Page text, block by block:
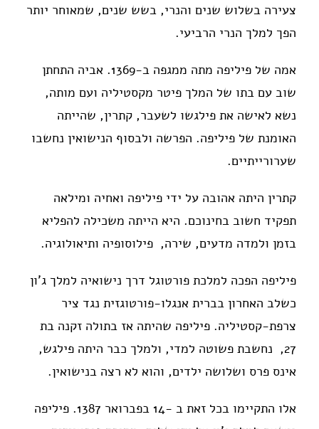
צעירה בשלוש שנים והנרי, בשש שנים, שמאוחר יותר
הפך למלך הנרי הרביעי.
אמה של פיליפה מתה ממגפה ב-1369. אביה התחתן
שוב עם בתו של המלך פיטר מקסטיליה ועם מותה,
נשא לאישה את פילגשו לשעבר, קתרין, שהייתה
האומנת של פיליפה. הפרשה ולבסוף הנישואין נחשבו
שערורייתיים.
קתרין היתה אהובה על ידי פיליפה ואחיה ומילאה
תפקיד חשוב בחינוכם. היא הייתה משכילה להפליא
בזמן ולמדה מדעים, שירה, פילוסופיה ותיאולוגיה.
פיליפה הפכה למלכת פורטוגל דרך נישואיה למלך ג'ון
כשלב האחרון בברית אנגלו-פורטוגזית נגד ציר
צרפת-קסטיליה. פיליפה שהיתה אז בתולה זקנה בת
27, נחשבת פשוטה למדי, ולמלך כבר היתה פילגש,
אינס פרס ושלושה ילדים, והוא לא רצה בנישואין.
אלו התקיימו בכל זאת ב -14 בפברואר 1387. פיליפה